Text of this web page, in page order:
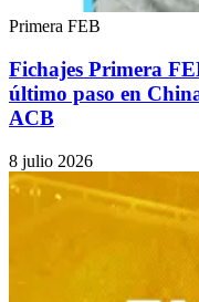
Primera FEB
Fichajes Primera
último paso en
ACB
8 julio 2026